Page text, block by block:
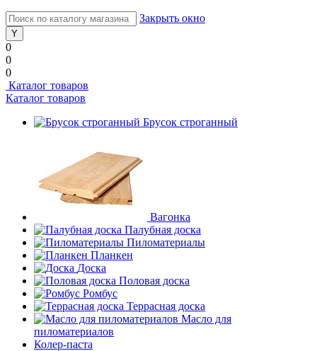
Закрыть окно
0
0
0
Каталог товаров
Каталог товаров
Брусок строганный
Вагонка
Палубная доска
Пиломатериалы
Планкен
Доска
Половая доска
Ромбус
Террасная доска
Масло для
пиломатериалов
Колер-паста